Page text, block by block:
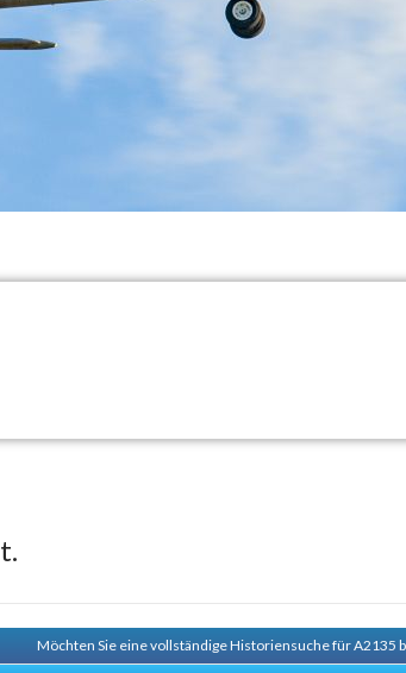
Möchten Sie eine vollständige Historiensuche für A2135